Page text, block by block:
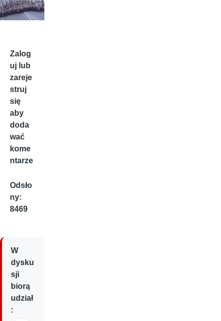
Zalog
uj lub
zareje
struj
się
aby
doda
wać
kome
ntarze
Odsło
ny:
8469
W
dysku
sji
biorą
udział
: